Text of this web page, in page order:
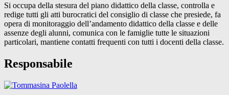
Si occupa della stesura del piano didattico della classe, controlla e
redige tutti gli atti burocratici del consiglio di classe che presiede, fa
opera di monitoraggio dell’andamento didattico della classe e delle
assenze degli alunni, comunica con le famiglie tutte le situazioni
particolari, mantiene contatti frequenti con tutti i docenti della classe.
Responsabile